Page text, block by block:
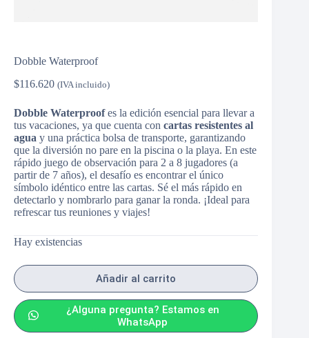
Dobble Waterproof
$116.620 (IVA incluido)
Dobble Waterproofes la edición esencial para llevar a
tus vacaciones, ya que cuenta con cartas resistentes al
agua y una práctica bolsa de transporte, garantizando
que la diversión no pare en la piscina o la playa. En este
rápido juego de observación para 2 a 8 jugadores (a
partir de 7 años), el desafío es encontrar el único
símbolo idéntico entre las cartas. Sé el más rápido en
detectarlo y nombrarlo para ganar la ronda. ¡Ideal para
refrescar tus reuniones y viajes!
Hay existencias
Añadir al carrito
¿Alguna pregunta? Estamos en
WhatsApp